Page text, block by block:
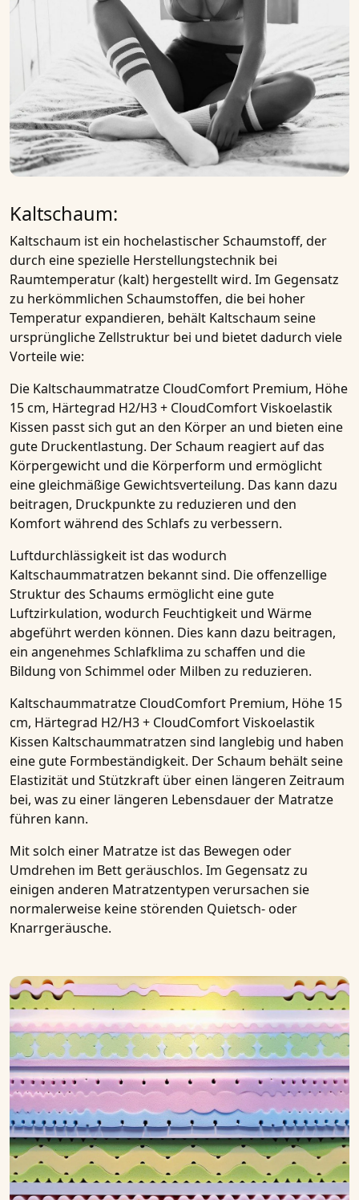
Kaltschaum:
Kaltschaum ist ein hochelastischer Schaumstoff, der
durch eine spezielle Herstellungstechnik bei
Raumtemperatur (kalt) hergestellt wird. Im Gegensatz
zu herkömmlichen Schaumstoffen, die bei hoher
Temperatur expandieren, behält Kaltschaum seine
ursprüngliche Zellstruktur bei und bietet dadurch viele
Vorteile wie:
Die Kaltschaummatratze CloudComfort Premium, Höhe
15 cm, Härtegrad H2/H3 + CloudComfort Viskoelastik
Kissen passt sich gut an den Körper an und bieten eine
gute Druckentlastung. Der Schaum reagiert auf das
Körpergewicht und die Körperform und ermöglicht
eine gleichmäßige Gewichtsverteilung. Das kann dazu
beitragen, Druckpunkte zu reduzieren und den
Komfort während des Schlafs zu verbessern.
Luftdurchlässigkeit ist das wodurch
Kaltschaummatratzen bekannt sind. Die offenzellige
Struktur des Schaums ermöglicht eine gute
Luftzirkulation, wodurch Feuchtigkeit und Wärme
abgeführt werden können. Dies kann dazu beitragen,
ein angenehmes Schlafklima zu schaffen und die
Bildung von Schimmel oder Milben zu reduzieren.
Kaltschaummatratze CloudComfort Premium, Höhe 15
cm, Härtegrad H2/H3 + CloudComfort Viskoelastik
Kissen Kaltschaummatratzen sind langlebig und haben
eine gute Formbeständigkeit. Der Schaum behält seine
Elastizität und Stützkraft über einen längeren Zeitraum
bei, was zu einer längeren Lebensdauer der Matratze
führen kann.
Mit solch einer Matratze ist das Bewegen oder
Umdrehen im Bett geräuschlos. Im Gegensatz zu
einigen anderen Matratzentypen verursachen sie
normalerweise keine störenden Quietsch- oder
Knarrgeräusche.